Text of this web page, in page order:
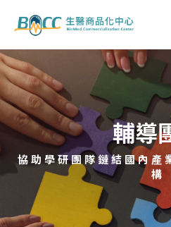
輔導
協助學研團隊鏈結國內產
構